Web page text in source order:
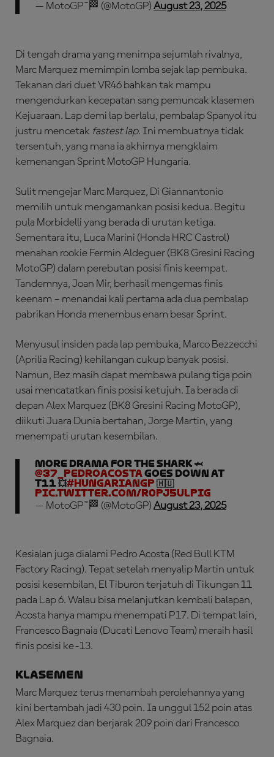
— MotoGP™🏁 (@MotoGP) August 23, 2025
Di tengah drama yang menimpa sejumlah rivalnya,
Marc Marquez memimpin lomba sejak lap pembuka.
Tekanan dari duet VR46 bahkan tak mampu
mengendurkan kecepatan sang pemuncak klasemen
Kejuaraan. Lap demi lap berlalu, pembalap Spanyol itu
justru mencetak fastest lap. Ini membuatnya tidak
tersentuh, yang mana ia akhirnya mengklaim
kemenangan Sprint MotoGP Hungaria.
Sulit mengejar Marc Marquez, Di Giannantonio
memilih untuk mengamankan posisi kedua. Begitu
pula Morbidelli yang berada di urutan ketiga.
Sementara itu, Luca Marini (Honda HRC Castrol)
menahan rookie Fermin Aldeguer (BK8 Gresini Racing
MotoGP) dalam perebutan posisi finis keempat.
Tandemnya, Joan Mir, berhasil mengemas finis
keenam – menandai kali pertama ada dua pembalap
pabrikan Honda menembus enam besar Sprint.
Menyusul insiden pada lap pembuka, Marco Bezzecchi
(Aprilia Racing) kehilangan cukup banyak posisi.
Namun, Bez masih dapat membawa pulang tiga poin
usai mencatatkan finis posisi ketujuh. Ia berada di
depan Alex Marquez (BK8 Gresini Racing MotoGP),
diikuti Juara Dunia bertahan, Jorge Martin, yang
menempati urutan kesembilan.
More drama for the shark 🦈
@37_pedroacostagoes down at
T11 💥#HungarianGP 🇭🇺
pic.twitter.com/r0PJ5uLPIg
— MotoGP™🏁 (@MotoGP) August 23, 2025
Kesialan juga dialami Pedro Acosta (Red Bull KTM
Factory Racing). Tepat setelah menyalip Martin untuk
posisi kesembilan, El Tiburon terjatuh di Tikungan 11
pada Lap 6. Walau bisa melanjutkan kembali balapan,
Acosta hanya mampu menempati P17. Di tempat lain,
Francesco Bagnaia (Ducati Lenovo Team) meraih hasil
finis posisi ke-13.
Klasemen
Marc Marquez terus menambah perolehannya yang
kini bertambah jadi 430 poin. Ia unggul 152 poin atas
Alex Marquez dan berjarak 209 poin dari Francesco
Bagnaia.